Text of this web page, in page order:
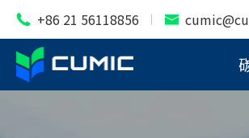
 +86 21 56118856 